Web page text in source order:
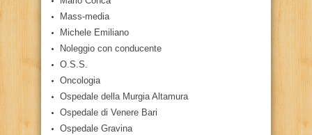
Mass-media
Michele Emiliano
Noleggio con conducente
O.S.S.
Oncologia
Ospedale della Murgia Altamura
Ospedale di Venere Bari
Ospedale Gravina